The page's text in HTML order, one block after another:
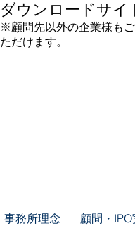
ダウンロードサイ
​※顧問先以外の企業様も
ただけます。
事務所理念 顧問・